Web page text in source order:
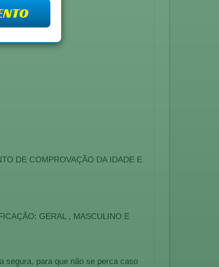
DE COMPROVAÇÃO DA IDADE E
GERAL , MASCULINO E
segura, para que não se perca caso